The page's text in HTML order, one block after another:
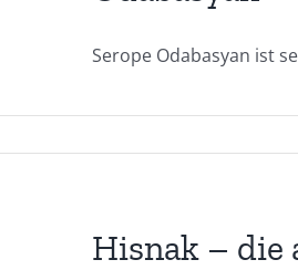
Serope Odabasyan ist
Hisnak – die